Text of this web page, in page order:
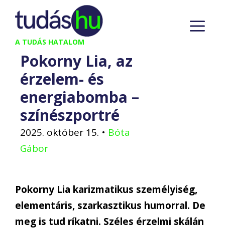
Kilépés
tartalomba
A TUDÁS HATALOM
Pokorny Lia, az
érzelem- és
energiabomba –
színészportré
2025. október 15. • Bóta
Gábor
Pokorny Lia karizmatikus személyiség,
elementáris, szarkasztikus humorral. De
meg is tud ríkatni. Széles érzelmi skálán